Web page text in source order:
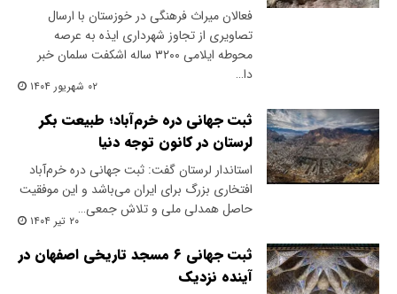
فعالان میراث فرهنگی در خوزستان با ارسال
تصاویری از تجاوز شهرداری ایذه به عرصه
محوطه ایلامی ۳۲۰۰ ساله اشکفت سلمان خبر
دا…
۰۲ شهریور ۱۴۰۴
ثبت جهانی دره خرم‌آباد؛ طبیعت بکر
لرستان در کانون توجه دنیا
استاندار لرستان گفت: ثبت جهانی دره خرم‌آباد
افتخاری بزرگ برای ایران می‌باشد و این موفقیت
حاصل همدلی ملی و تلاش جمعی…
۲۰ تیر ۱۴۰۴
ثبت جهانی ۶ مسجد تاریخی اصفهان در
آینده نزدیک